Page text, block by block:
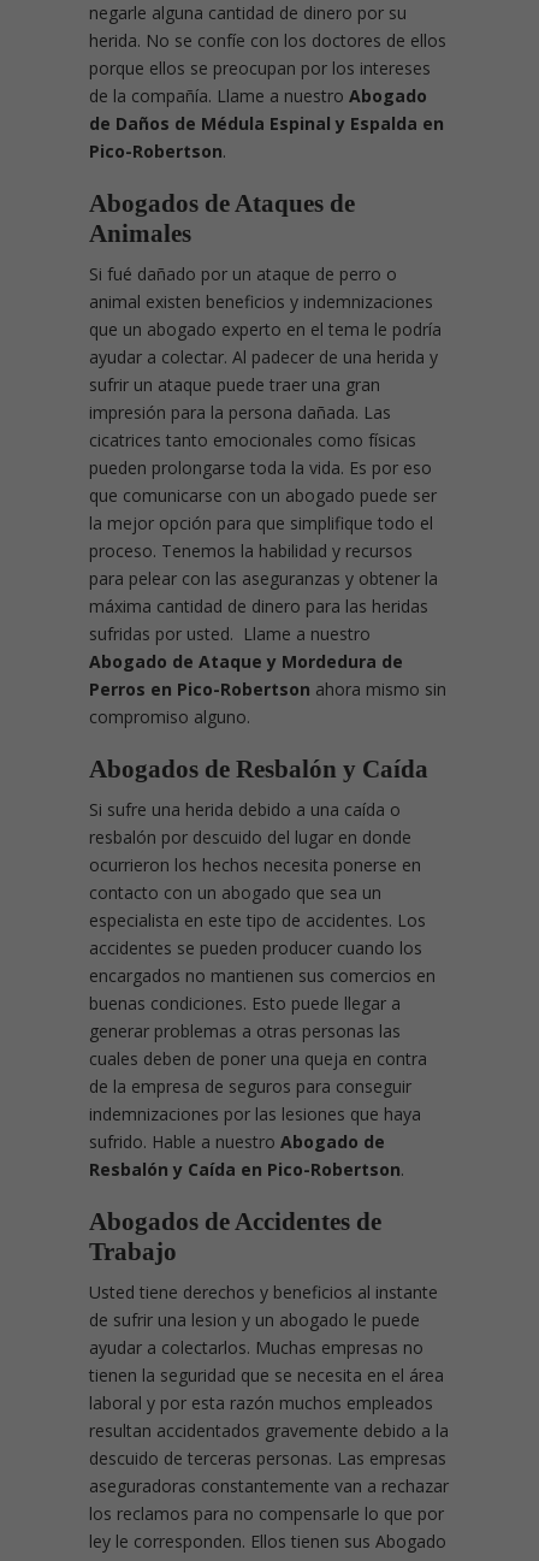
negarle alguna cantidad de dinero por su
herida. No se confíe con los doctores de ellos
porque ellos se preocupan por los intereses
de la compañía. Llame a nuestro Abogado
de Daños de Médula Espinal y Espalda en
Pico-Robertson.
Abogados de Ataques de
Animales
Si fué dañado por un ataque de perro o
animal existen beneficios y indemnizaciones
que un abogado experto en el tema le podría
ayudar a colectar. Al padecer de una herida y
sufrir un ataque puede traer una gran
impresión para la persona dañada. Las
cicatrices tanto emocionales como físicas
pueden prolongarse toda la vida. Es por eso
que comunicarse con un abogado puede ser
la mejor opción para que simplifique todo el
proceso. Tenemos la habilidad y recursos
para pelear con las aseguranzas y obtener la
máxima cantidad de dinero para las heridas
sufridas por usted. Llame a nuestro
Abogado de Ataque y Mordedura de
Perros en Pico-Robertson ahora mismo sin
compromiso alguno.
Abogados de Resbalón y Caída
Si sufre una herida debido a una caída o
resbalón por descuido del lugar en donde
ocurrieron los hechos necesita ponerse en
contacto con un abogado que sea un
especialista en este tipo de accidentes. Los
accidentes se pueden producer cuando los
encargados no mantienen sus comercios en
buenas condiciones. Esto puede llegar a
generar problemas a otras personas las
cuales deben de poner una queja en contra
de la empresa de seguros para conseguir
indemnizaciones por las lesiones que haya
sufrido. Hable a nuestro Abogado de
Resbalón y Caída en Pico-Robertson.
Abogados de Accidentes de
Trabajo
Usted tiene derechos y beneficios al instante
de sufrir una lesion y un abogado le puede
ayudar a colectarlos. Muchas empresas no
tienen la seguridad que se necesita en el área
laboral y por esta razón muchos empleados
resultan accidentados gravemente debido a la
descuido de terceras personas. Las empresas
aseguradoras constantemente van a rechazar
los reclamos para no compensarle lo que por
ley le corresponden. Ellos tienen sus Abogado